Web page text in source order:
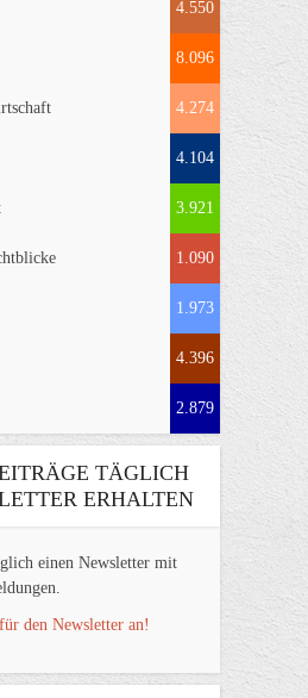
4.550
8.096
4.274
4.104
3.921
1.090
1.973
4.396
2.879
TÄGLICH
ERHALTEN
einen Newsletter mit
den Newsletter an!